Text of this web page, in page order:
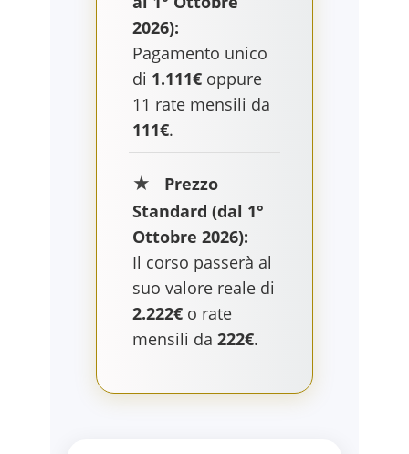
2026):
Pagamento unico
di 1.111€ oppure
11 rate mensili da
111€.
★
Prezzo
Standard (dal 1°
Ottobre 2026):
Il corso passerà al
suo valore reale di
2.222€ o rate
mensili da 222€.